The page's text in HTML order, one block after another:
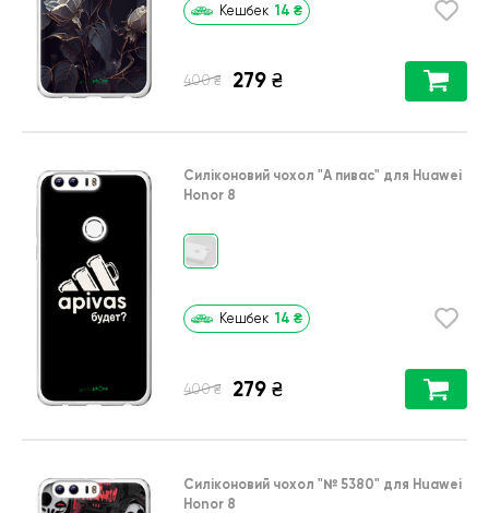
Кешбек 14 ₴
400 ₴ 279 ₴
Силіконовий чохол "А пивас" для Huawei
Honor 8
Кешбек 14 ₴
400 ₴ 279 ₴
Силіконовий чохол "№ 5380" для Huawei
Honor 8